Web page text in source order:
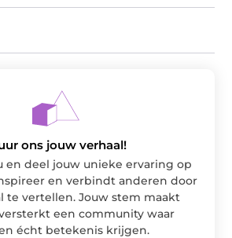
ons jouw verhaal!
en deel jouw unieke ervaring op
en verbindt anderen door
te vertellen. Jouw stem maakt
een community waar
écht betekenis krijgen.